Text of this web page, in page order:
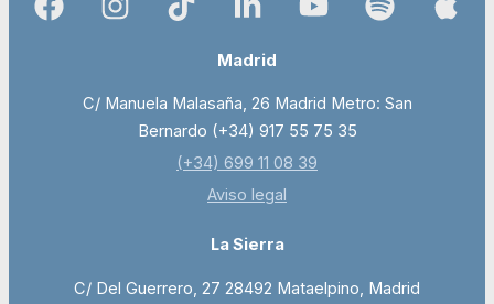
Madrid
C/ Manuela Malasaña, 26 Madrid Metro: San
Bernardo (+34) 917 55 75 35
(+34) 699 11 08 39
Aviso legal
La Sierra
C/ Del Guerrero, 27 28492 Mataelpino, Madrid